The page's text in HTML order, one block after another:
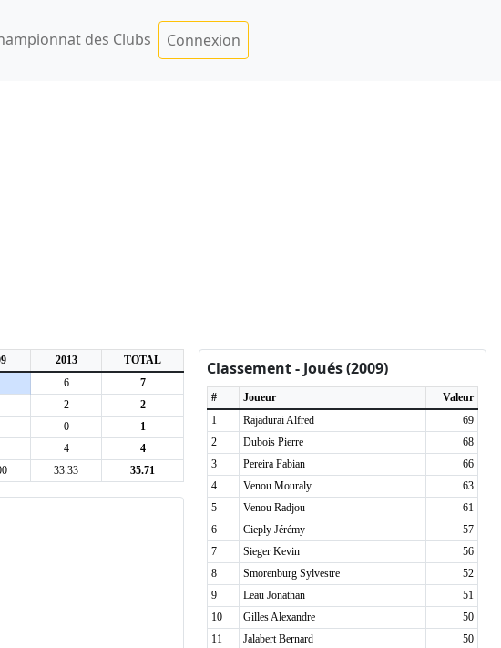
des Clubs Connexion
2013
TOTAL
6
7
2
2
0
1
4
4
33.33 35.71
Classement - Joués (2009)
# Joueur
Valeur
1
Rajadurai Alfred
69
2
Dubois Pierre
68
3
Pereira Fabian
66
4
Venou Mouraly
63
5
Venou Radjou
61
6
Cieply Jérémy
57
7
Sieger Kevin
56
8
Smorenburg Sylvestre
52
9
Leau Jonathan
51
10
Gilles Alexandre
50
11
Jalabert Bernard
50